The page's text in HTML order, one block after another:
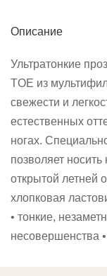
Описание
Ультратонкие
TOE из
свежести и
естественных
ногах.
позволяет
открытой летней
хлопковая
• тонкие,
несовершенства